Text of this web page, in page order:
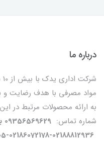
درباره ما
مواد مصرفی با هدف رضایت و
به ارائه محصولات مرتبط در
شماره تماس: 09356569629 بله ،روبیکا،ایتا
02186072178-02188812936